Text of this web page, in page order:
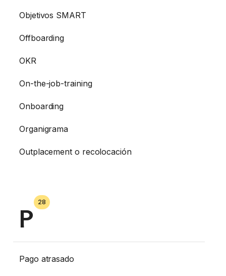
Objetivos SMART
Offboarding
OKR
On-the-job-training
Onboarding
Organigrama
Outplacement o recolocación
P
28
Pago atrasado